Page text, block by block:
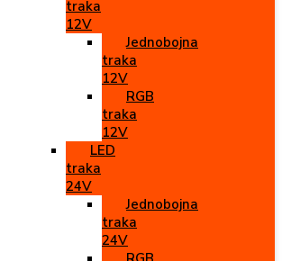
traka
12V
Jednobojna
traka
12V
RGB
traka
12V
LED
traka
24V
Jednobojna
traka
24V